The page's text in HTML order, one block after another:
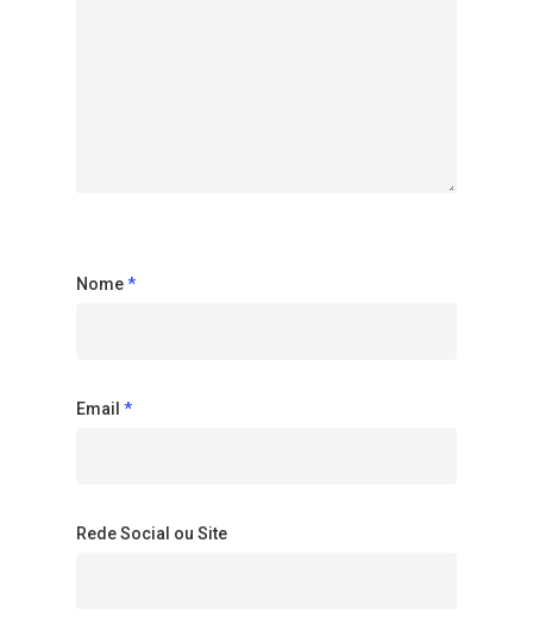
Nome*
Email *
Rede Social ou Site